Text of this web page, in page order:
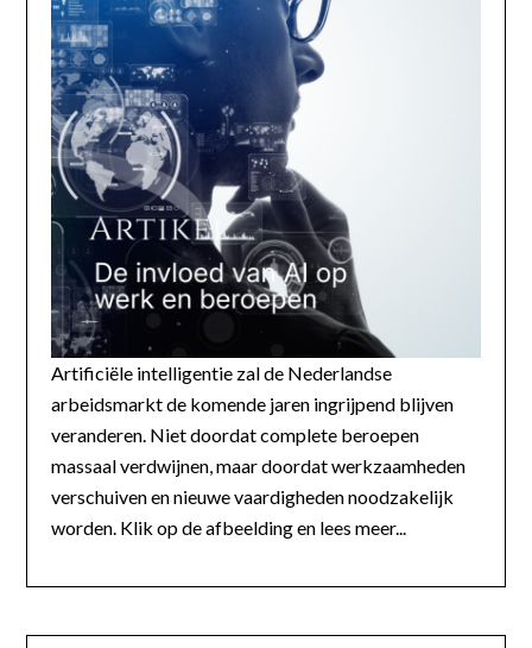
Artificiële intelligentie zal de Nederlandse
arbeidsmarkt de komende jaren ingrijpend blijven
veranderen. Niet doordat complete beroepen
massaal verdwijnen, maar doordat werkzaamheden
verschuiven en nieuwe vaardigheden noodzakelijk
worden. Klik op de afbeelding en lees meer...